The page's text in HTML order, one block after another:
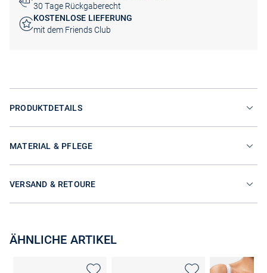
30 Tage Rückgaberecht
KOSTENLOSE LIEFERUNG
mit dem Friends Club
PRODUKTDETAILS
MATERIAL & PFLEGE
VERSAND & RETOURE
ÄHNLICHE ARTIKEL